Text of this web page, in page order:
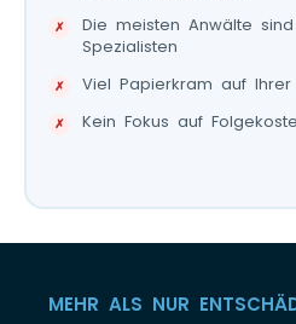
Die meisten Anwälte
Spezialisten
Viel Papierkram auf Ihrer
Kein Fokus auf
MEHR ALS NUR